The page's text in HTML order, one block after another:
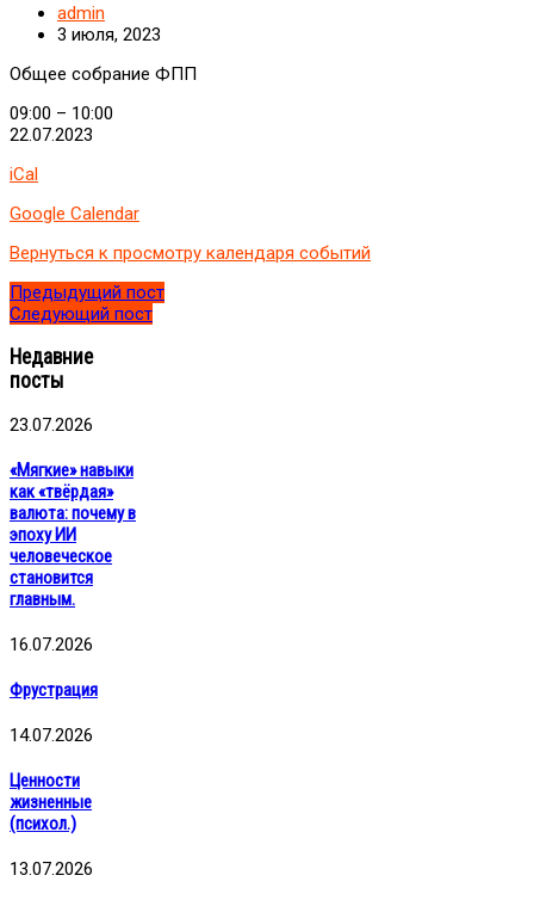
admin
3 июля, 2023
Общее собрание ФПП
09:00 – 10:00
22.07.2023
iCal
Google Calendar
Вернуться к просмотру календаря событий
Предыдущий пост
Следующий пост
Недавние
посты
23.07.2026
«Мягкие» навыки
как «твёрдая»
валюта: почему в
эпоху ИИ
человеческое
становится
главным.
16.07.2026
Фрустрация
14.07.2026
Ценности
жизненные
(психол.)
13.07.2026